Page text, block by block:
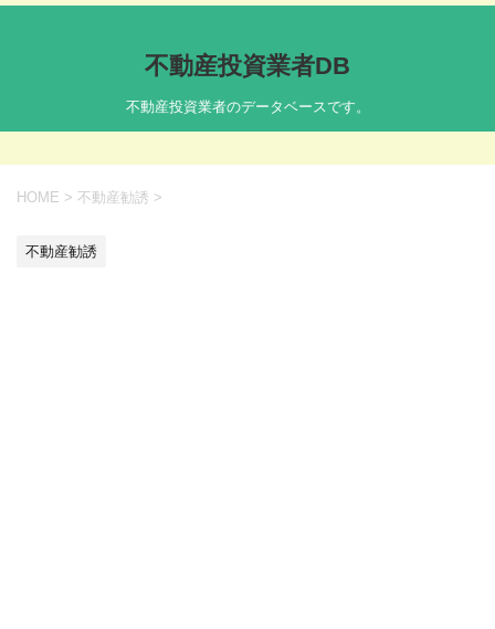
不動産投資業者DB
不動産投資業者のデータベースです。
HOME > 不動産勧誘 >
不動産勧誘